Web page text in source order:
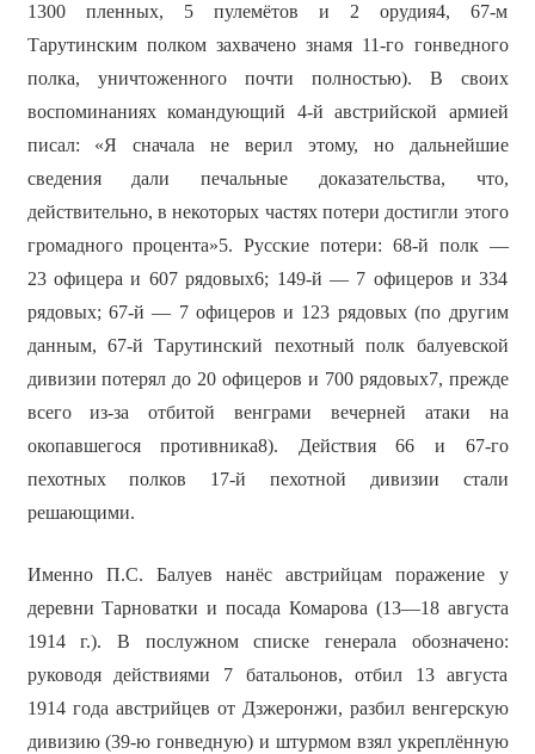
1300 пленных, 5 пулемётов и 2 орудия4, 67-м
Тарутинским полком захвачено знамя 11-го гонведного
полка, уничтоженного почти полностью). В своих
воспоминаниях командующий 4-й австрийской армией
писал: «Я сначала не верил этому, но дальнейшие
сведения дали печальные доказательства, что,
действительно, в некоторых частях потери достигли этого
громадного процента»5. Русские потери: 68-й полк —
23 офицера и 607 рядовых6; 149-й — 7 офицеров и 334
рядовых; 67-й — 7 офицеров и 123 рядовых (по другим
данным, 67-й Тарутинский пехотный полк балуевской
дивизии потерял до 20 офицеров и 700 рядовых7, прежде
всего из-за отбитой венграми вечерней атаки на
окопавшегося противника8). Действия 66 и 67-го
пехотных полков 17-й пехотной дивизии стали
решающими.
Именно П.С. Балуев нанёс австрийцам поражение у
деревни Тарноватки и посада Комарова (13—18 августа
1914 г.). В послужном списке генерала обозначено:
руководя действиями 7 батальонов, отбил 13 августа
1914 года австрийцев от Дзжеронжи, разбил венгерскую
дивизию (39-ю гонведную) и штурмом взял укреплённую